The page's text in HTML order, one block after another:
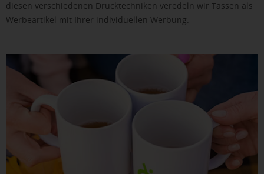
diesen verschiedenen Drucktechniken veredeln wir Tassen als
Werbeartikel mit Ihrer individuellen Werbung.